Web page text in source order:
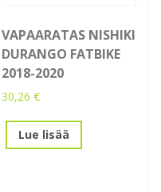
VAPAARATAS NISHIKI
DURANGO FATBIKE
2018-2020
30,26€
Lue lisää